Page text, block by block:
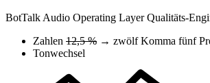
BotTalk Audio Operating Layer Qualitäts-
Zahlen 12,5 % → zwölf Komma fünf
Tonwechsel